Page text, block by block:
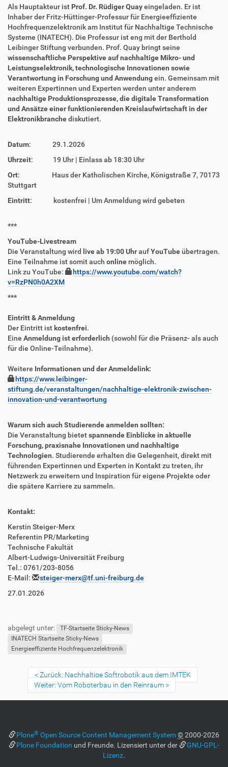
Als Hauptakteur ist Prof. Dr. Rüdiger Quayeingeladen. Er ist
Inhaber der Fritz-Hüttinger-Professur für Energieeffiziente
Hochfrequenzelektronik am Institut für Nachhaltige Technische
Systeme (INATECH). Die Professur ist eng mit der Berthold
Leibinger Stiftung verbunden. Prof. Quay bringt seine
wissenschaftliche Perspektive aufnachhaltige Mikro- und
Leistungselektronik, technologische Innovationen sowie
Verantwortung in Forschung und Anwendungein. Gemeinsam mit
weiteren Expertinnen und Experten werden unter anderem
nachhaltige Produktionsprozesse, die digitale Transformation
und Ansätze einer funktionierenden Kreislaufwirtschaft in der
Elektronikbranchediskutiert.
Datum: 29.1.2026
Uhrzeit: 19 Uhr | Einlass ab 18:30 Uhr
Ort: Haus der Katholischen Kirche, Königstraße 7, 70173
Stuttgart
Eintritt: kostenfrei | Um Anmeldung wird gebeten
***
YouTube-Livestream
Die Veranstaltung wird live ab 19:00 UhraufYouTubeübertragen.
Eine Teilnahme ist somit auch onlinemöglich.
Link zu YouTube:
https://www.youtube.com/watch?
v=RzPN0h0A2XM
***
Eintritt & Anmeldung
Der Eintritt ist kostenfrei.
Eine Anmeldung ist erforderlich (sowohl für die Präsenz- als auch
für die Online-Teilnahme).
Weitere Informationen und der Anmeldelink:
https://www.leibinger-
stiftung.de/veranstaltungen/nachhaltige-elektronik-zwischen-
innovation-und-verantwortung
Warum sich auch Studierende anmelden sollten:
Die Veranstaltung bietetspannende Einblicke in aktuelle
Forschung, praxisnahe Innovationen und nachhaltige
Technologien. Studierende erhalten die Gelegenheit, direkt mit
führenden Expertinnen und Experten in Kontakt zu treten, ihr
Netzwerk zu erweitern und Inspiration für eigene Projekte oder
die spätere Karriere zu sammeln.
Kontakt:
Kerstin Steiger-Merx
Referentin PR/Marketing
Technische Fakultät
Albert-Ludwigs-Universität Freiburg
Tel.: 0761/203-8056
E-Mail:
steiger-merx@tf.uni-freiburg.de
27.01.2026
abgelegt unter:
TF-Startseite Sticky-News
INATECH Startseite Sticky-News
Energieeffiziente Hochfrequenzelektronik
Zurück: Nachhaltige Softrobotik aus dem IMTEK
Weiter: Vom Roboterbau in den Reinraum
Plone® Open Source Content Management System©2000-2026
Plone Foundation und Freunde. Lizensiert unter der
GNU-GPL-
Lizenz.